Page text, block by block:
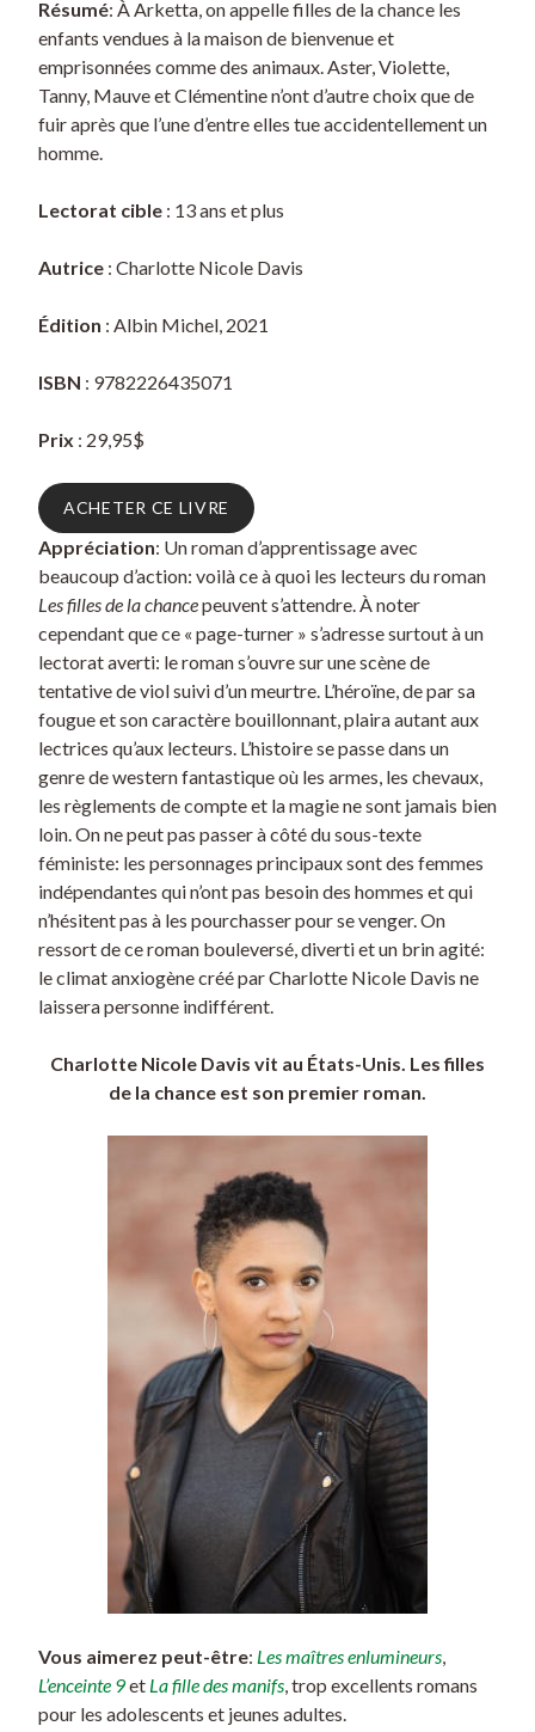
Résumé: À Arketta, on appelle filles de la chance les
enfants vendues à la maison de bienvenue et
emprisonnées comme des animaux. Aster, Violette,
Tanny, Mauve et Clémentine n’ont d’autre choix que de
fuir après que l’une d’entre elles tue accidentellement un
homme.
Lectorat cible : 13 ans et plus
Autrice : Charlotte Nicole Davis
Édition : Albin Michel, 2021
ISBN : 9782226435071
Prix : 29,95$
ACHETER CE LIVRE
Appréciation: Un roman d’apprentissage avec
beaucoup d’action: voilà ce à quoi les lecteurs du roman
Les filles de la chancepeuvent s’attendre. À noter
cependant que ce « page-turner » s’adresse surtout à un
lectorat averti: le roman s’ouvre sur une scène de
tentative de viol suivi d’un meurtre. L’héroïne, de par sa
fougue et son caractère bouillonnant, plaira autant aux
lectrices qu’aux lecteurs. L’histoire se passe dans un
genre de western fantastique où les armes, les chevaux,
les règlements de compte et la magie ne sont jamais bien
loin. On ne peut pas passer à côté du sous-texte
féministe: les personnages principaux sont des femmes
indépendantes qui n’ont pas besoin des hommes et qui
n’hésitent pas à les pourchasser pour se venger. On
ressort de ce roman bouleversé, diverti et un brin agité:
le climat anxiogène créé par Charlotte Nicole Davis ne
laissera personne indifférent.
Charlotte Nicole Davis vit au États-Unis. Les filles
de la chance est son premier roman.
Vous aimerez peut-être: Les maîtres enlumineurs,
L’enceinte 9et La fille des manifs, trop excellents romans
pour les adolescents et jeunes adultes.